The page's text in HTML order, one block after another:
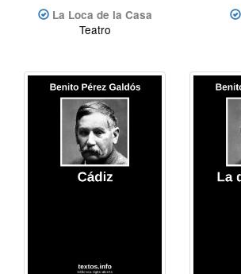
La Loca de la Casa
Teatro